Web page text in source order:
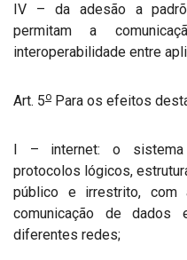
IV – da adesão a
permitam a
interoperabilidade entre
Art. 5o Para os efeitos
I – internet: o sistema
protocolos lógicos,
público e irrestrito, com
comunicação de
diferentes redes;